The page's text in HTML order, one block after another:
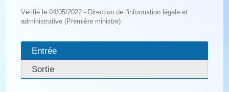
Vérifié le 04/05/2022 - Direction de l'information légale et
administrative (Première ministre)
Entrée
Sortie